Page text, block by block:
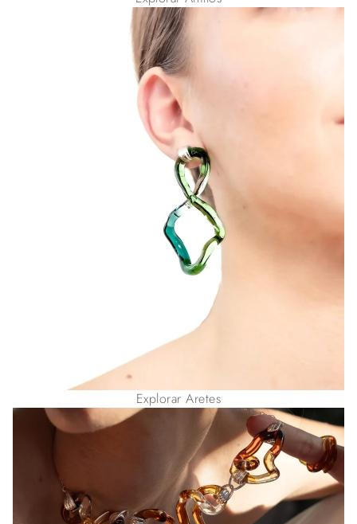
Explorar Aretes